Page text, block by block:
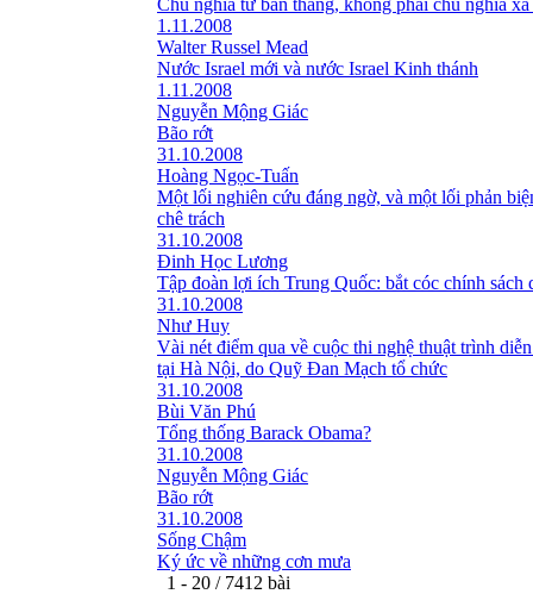
Chủ nghĩa tư bản thắng, không phải chủ nghĩa
1.11.2008
Walter Russel Mead
Nước Israel mới và nước Israel Kinh thánh
1.11.2008
Nguyễn Mộng Giác
Bão rớt
31.10.2008
Hoàng Ngọc-Tuấn
Một lối nghiên cứu đáng ngờ, và một lối phản
chê trách
31.10.2008
Đinh Học Lương
Tập đoàn lợi ích Trung Quốc: bắt cóc chính sách
31.10.2008
Như Huy
Vài nét điểm qua về cuộc thi nghệ thuật trình
tại Hà Nội, do Quỹ Đan Mạch tổ chức
31.10.2008
Bùi Văn Phú
Tổng thống Barack Obama?
31.10.2008
Nguyễn Mộng Giác
Bão rớt
31.10.2008
Sống Chậm
Ký ức về những cơn mưa
1 - 20 / 7412 bài